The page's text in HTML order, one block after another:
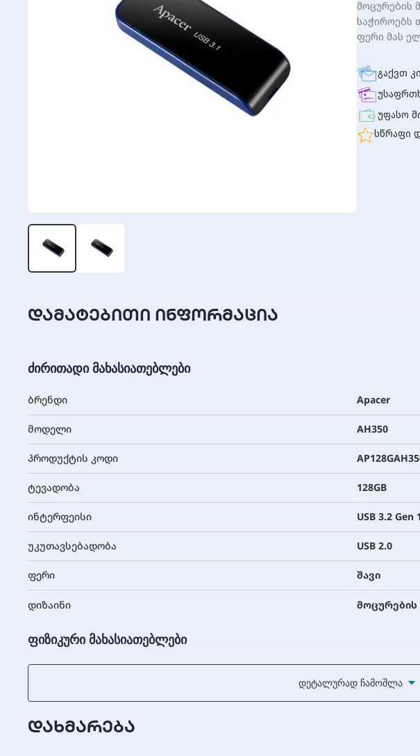
მოცურების
საჭიროებს
ფერი მას
გაქვთ
უფასო
სწრაფი
დამატებითი ინფორმაცია
ძირითადი მახასიათებლები
ბრენდი Apacer
მოდელი AH350
პროდუქტის კოდი
ტევადობა 128GB
ინტერფეისი USB 3.2 Gen
უკუთავსებადობა USB 2.0
ფერი შავი
დიზაინი მოცურების
ფიზიკური მახასიათებლები
წონა
ზომები (სიგრძე x სიგანე x სიმაღლე) 53.4 x 23.2 x
ოპერაციული პირობები
Დეტალურად Ჩამოშლა
დახმარება